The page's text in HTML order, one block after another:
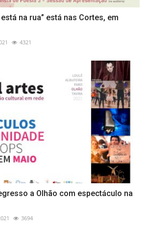
na rua” está nas Cortes, em
4321
a Olhão com espectáculo na
3694